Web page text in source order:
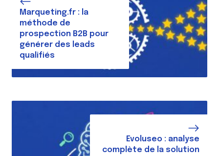
Marqueting.fr : la
méthode de
prospection B2B pour
générer des leads
qualifiés
Evoluseo : analyse
complète de la solution